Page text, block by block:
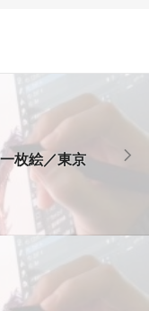
枚絵／東京